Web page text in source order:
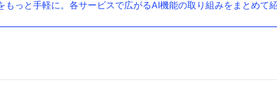
もっと手軽に。各サービスで広がるAI機能の取り組みをまとめて紹